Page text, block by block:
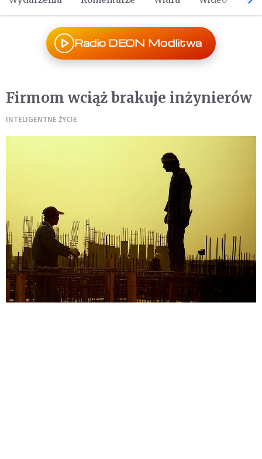
Radio DEON Modlitwa
Firmom wciąż brakuje inżynierów
INTELIGENTNE ŻYCIE